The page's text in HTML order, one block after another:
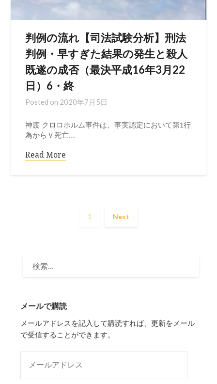
判例の流れ【司法試験分析】刑法
判例・早すぎた結果の発生と殺人
既遂の成否（最決平成16年3月22
日）6・終
Posted on 2020年7月5日
神渡 クロロホルム事件は、事実認定において第1行
為からＶ死亡…
Read More
1 Next
メールで購読
メールアドレスを記入して購読すれば、更新をメール
で受信することができます。